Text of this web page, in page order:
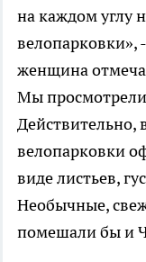
на каждом углу
велопарковки»,
женщина
Мы
Действительно,
велопарковки
виде листьев,
Необычные,
помешали бы и